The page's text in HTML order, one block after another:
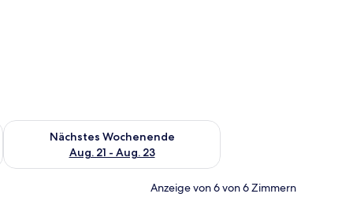
Aug. 14 - Aug. 16.
Nächstes Wochenende
Aug. 21 - Aug. 23
Überprüfe die Verfügbarkeit für nächstes Wochenende, Aug.
Anzeige von 6 von 6 Zimmern